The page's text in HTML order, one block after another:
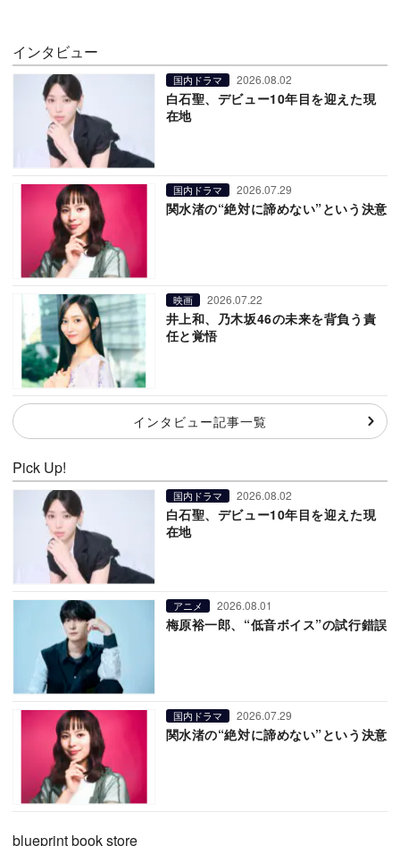
インタビュー
国内ドラマ 2026.08.02
白石聖、デビュー10年目を迎えた現
在地
国内ドラマ 2026.07.29
関水渚の“絶対に諦めない”という決意
映画 2026.07.22
井上和、乃木坂46の未来を背負う責
任と覚悟
インタビュー記事一覧
Pick Up!
国内ドラマ 2026.08.02
白石聖、デビュー10年目を迎えた現
在地
アニメ 2026.08.01
梅原裕一郎、“低音ボイス”の試行錯誤
国内ドラマ 2026.07.29
関水渚の“絶対に諦めない”という決意
blueprint book store